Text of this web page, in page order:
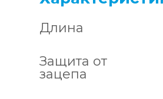
Длина
Защита от
зацепа